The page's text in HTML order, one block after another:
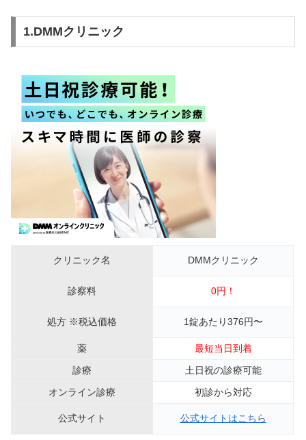
1.DMMクリニック
クリニック名 DMMクリニック
診察料 0円！
処方 ※税込価格 1錠あたり376円〜
薬
最短当日到着
診療
土日祝の診療可能
オンライン診療
初診から対応
公式サイト 公式サイトはこちら